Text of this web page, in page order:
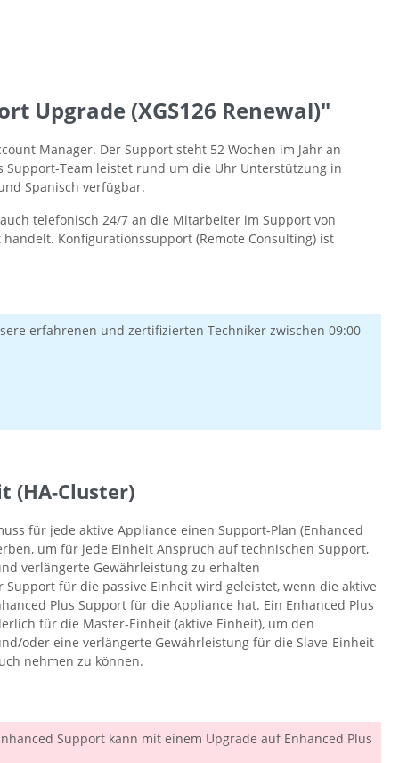
Upgrade (XGS126 Renewal)"
Manager. Der Support steht 52 Wochen im Jahr an
Support-Team leistet rund um die Uhr Unterstützung in
Spanisch verfügbar.
telefonisch 24/7 an die Mitarbeiter im Support von
Konfigurationssupport (Remote Consulting) ist
erfahrenen und zertifizierten Techniker zwischen 09:00 -
(HA-Cluster)
für jede aktive Appliance einen Support-Plan (Enhanced
um für jede Einheit Anspruch auf technischen Support,
verlängerte Gewährleistung zu erhalten
Support für die passive Einheit wird geleistet, wenn die aktive
Plus Support für die Appliance hat. Ein Enhanced Plus
für die Master-Einheit (aktive Einheit), um den
oder eine verlängerte Gewährleistung für die Slave-Einheit
nehmen zu können.
Support kann mit einem Upgrade auf Enhanced Plus